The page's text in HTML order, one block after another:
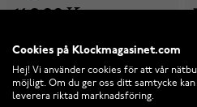
149,00 Kr
Cookies på Klockmagasinet.com
Hej! Vi använder cookies för att vår
möjligt. Om du ger oss ditt samtycke
leverera riktad marknadsföring.